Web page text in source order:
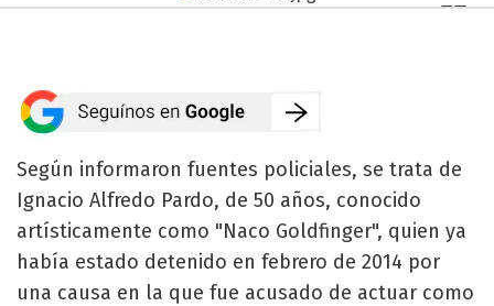
Según informaron fuentes policiales, se trata de
Ignacio Alfredo Pardo, de 50 años, conocido
artísticamente como "Naco Goldfinger", quien ya
había estado detenido en febrero de 2014 por
una causa en la que fue acusado de actuar como